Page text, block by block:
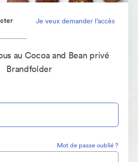
Je veux demander l’accès
au Cocoa and Bean privé
Brandfolder
Mot de passe oublié ?